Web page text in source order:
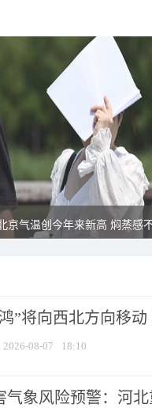
京气温创今年来新高 焖蒸感
”将向西北方向移
2026-08-07 18:10
气象风险预警：河